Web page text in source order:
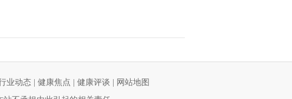
业动态 健康焦点 健康评谈
网站地图